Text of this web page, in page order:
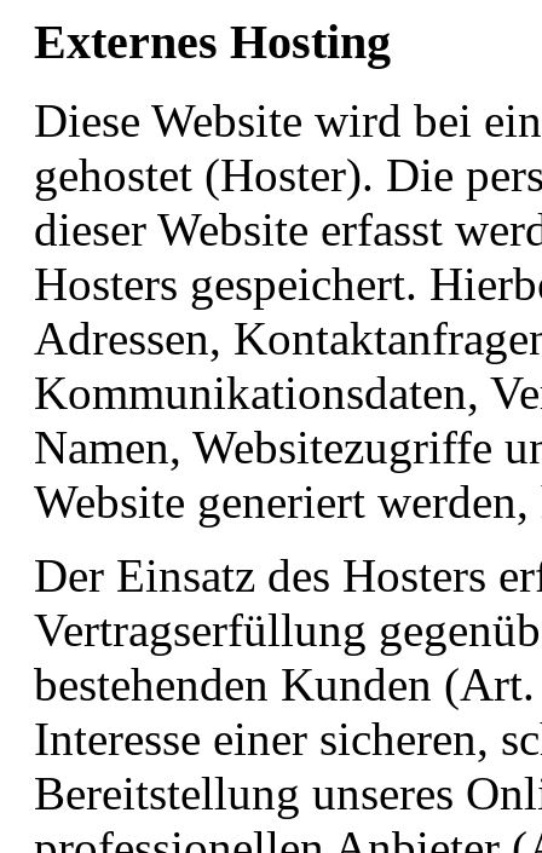
Externes Hosting
Diese Website wird bei
gehostet (Hoster). Die
dieser Website erfasst
Hosters gespeichert.
Adressen,
Kommunikationsdaten,
Namen, Websitezugriffe
Website generiert
Der Einsatz des Hosters
Vertragserfüllung
bestehenden Kunden
Interesse einer sicheren,
Bereitstellung unseres